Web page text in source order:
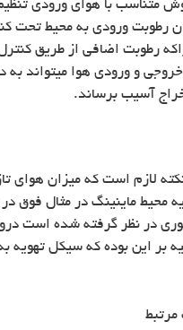
متناسب با هوای ورودی
رطوبت ورودی به محیط تحت
رطوبت اضافی از طریق
و ورودی هوا میتواند به
آسیب برساند.
لازم است که میزان هوای
محیط ماینینگ در مثال فوق در
در نظر گرفته شده است
بر این بوده که سیکل تهویه به